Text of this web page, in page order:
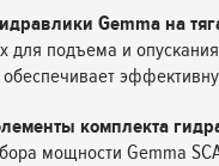
Gemma на
для подъема и
комплекта
мощности Gemma